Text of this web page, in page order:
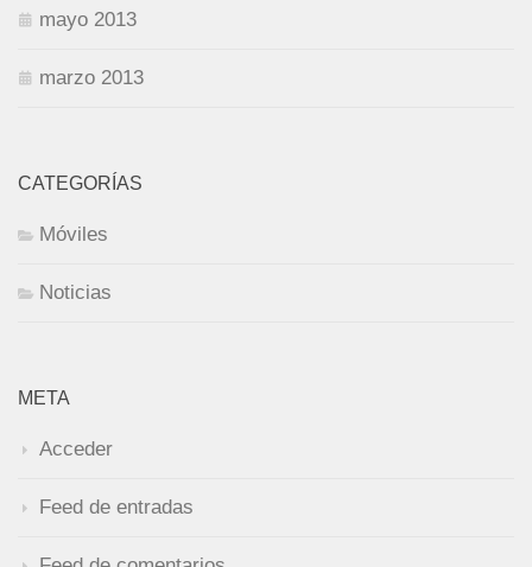
mayo 2013
marzo 2013
CATEGORÍAS
Móviles
Noticias
META
Acceder
Feed de entradas